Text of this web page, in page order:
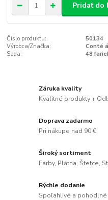
Pridať do
Číslo produktu:
50134
Výrobca/Značka:
Conté
Sada:
48
Záruka kvality
Kvalitné produkty +
Doprava zadarmo
Pri nákupe nad 90 €
Široký sortiment
Farby, Plátna, Štetce,
Rýchle dodanie
Spoľahlivé a pohodlné